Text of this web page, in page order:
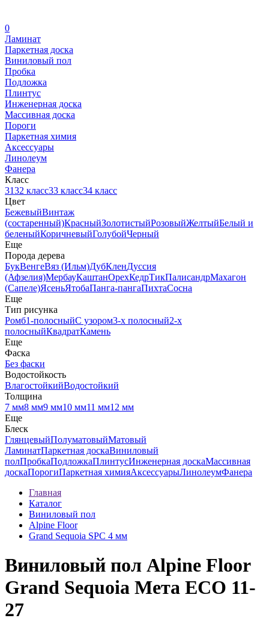
0
Ламинат
Паркетная доска
Виниловый пол
Пробка
Подложка
Плинтус
Инженерная доска
Массивная доска
Пороги
Паркетная химия
Аксессуары
Линолеум
Фанера
Класс
3132 класс33 класс34 класс
Цвет
БежевыйВинтаж
(состаренный)КрасныйЗолотистыйРозовыйЖелтыйБелый и
беленыйКоричневыйГолубойЧерный
Еще
Порода дерева
БукВенгеВяз (Ильм)ДубКленДуссия
(Афзелия)МербауКаштанОрехКедрТикПалисандрМахагон
(Сапеле)ЯсеньЯтобаПанга-пангаПихтаСосна
Еще
Тип рисунка
Ромб1-полосныйС узором3-х полосный2-х
полосныйКвадратКамень
Еще
Фаска
Без фаски
Водостойкость
ВлагостойкийВодостойкий
Толщина
7 мм8 мм9 мм10 мм11 мм12 мм
Еще
Блеск
ГлянцевыйПолуматовыйМатовый
ЛаминатПаркетная доскаВиниловый
полПробкаПодложкаПлинтусИнженерная доскаМассивная
доскаПорогиПаркетная химияАксессуарыЛинолеумФанера
Главная
Каталог
Виниловый пол
Alpine Floor
Grand Sequoia SPC 4 мм
Виниловый пол Alpine Floor
Grand Sequoia Мета ECO 11-
27